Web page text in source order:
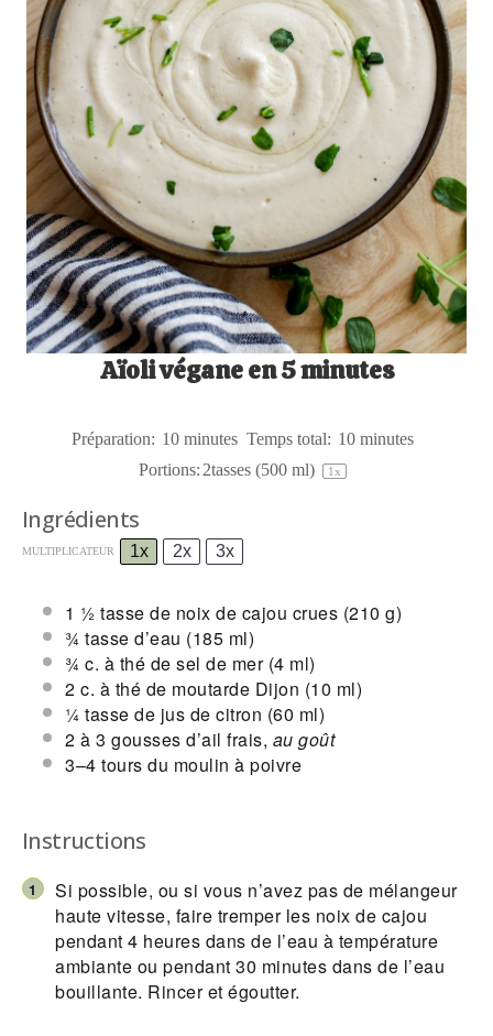
Aïoli végane en 5 minutes
Préparation: 10 minutes Temps total: 10 minutes
Portions: 2tasses (500 ml) 1 x
Ingrédients
MULTIPLICATEUR 1x 2x 3x
1 ½ tasse de noix de cajou crues (210 g)
¾ tasse d’eau (185 ml)
¾ c. à thé de sel de mer(4 ml)
2 c. à thé de moutarde Dijon (10 ml)
¼ tasse de jus de citron (60 ml)
2 à 3 gousses d’ail frais, au goût
3–4 tours du moulin à poivre
Instructions
Si possible, ou si vous n’avez pas de mélangeur
haute vitesse, faire tremper les noix de cajou
pendant 4 heures dans de l’eau à température
ambiante ou pendant 30 minutes dans de l’eau
bouillante. Rincer et égoutter.